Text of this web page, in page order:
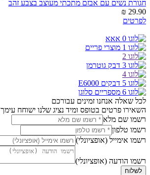
חגורת נשים עם אבזם מתכתי מעוצב בצבע זהב
29.90 ₪
לפרטים
לכל שאלה אנחנו זמינים עבורכם
השאירו פרטים בטופס ומיד נציג שלנו ישוחח עימך
רשמו שם מלא
רשמו טלפון
רשמו אימייל (אופציונלי)
רשמו הודעה (אופציונלי)
לשלוח